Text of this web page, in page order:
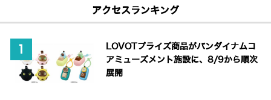
アクセスランキング
LOVOTプライズ商品がバンダイナムコ
アミューズメント施設に、8/9から順次
展開